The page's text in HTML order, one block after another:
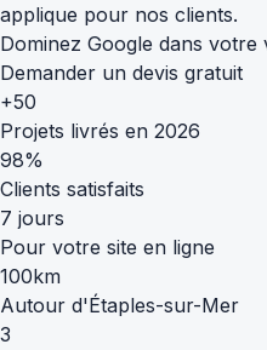
applique pour nos clients.
Dominez Google dans
Demander un devis gratuit
+50
Projets livrés en 2026
98%
Clients satisfaits
7 jours
Pour votre site en ligne
100km
Autour d'Étaples-sur-Mer
3